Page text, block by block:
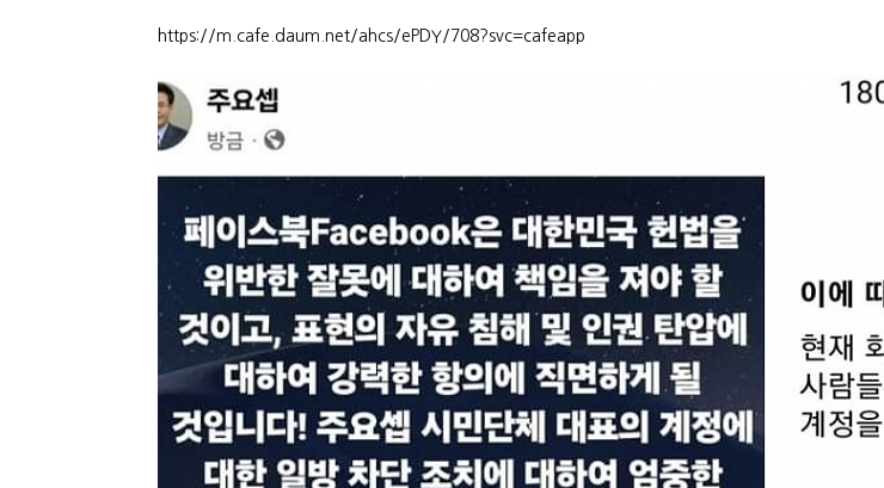
https://m.cafe.daum.net/ahcs/ePDY/708?svc=cafeapp